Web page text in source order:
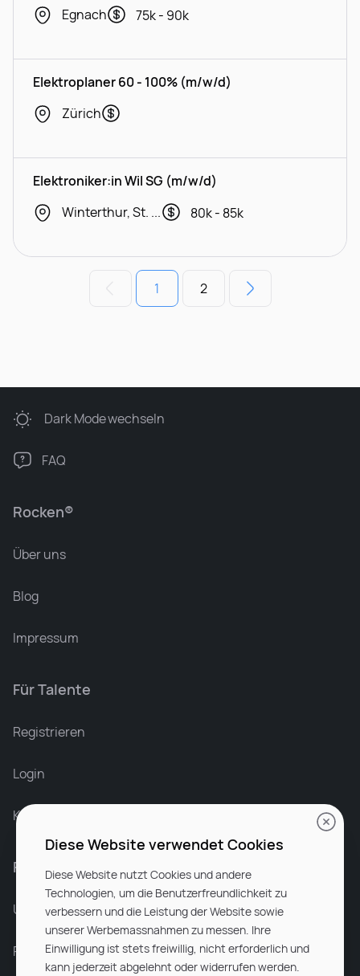
Egnach
75k - 90k
Elektroplaner 60 - 100% (m/w/d)
Zürich
Elektroniker:in Wil SG (m/w/d)
Winterthur, St. Gallen
80k - 85k
1 2
Rocken®
Über uns
Blog
Impressum
Für Talente
Registrieren
Login
Karriere bei Rocken
Für Unternehmen
Unsere Dienstleistungen
Partnerunternehmen
Dark Modewechseln
FAQ
Diese Website verwendet Cookies
Diese Website nutzt Cookies und andere
Technologien, um die Benutzerfreundlichkeit zu
verbessern und die Leistung der Website sowie
unserer Werbemassnahmen zu messen. Ihre
Einwilligung ist stets freiwillig, nicht erforderlich und
kann jederzeit abgelehnt oder widerrufen werden.